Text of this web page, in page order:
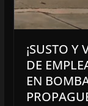
¡SUSTO Y
DE
EN